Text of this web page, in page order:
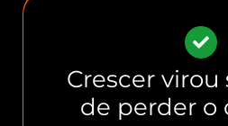
Crescer
de perder o